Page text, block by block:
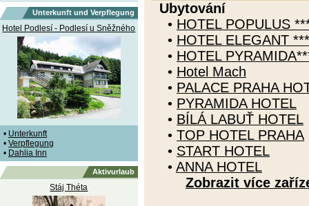
Unterkunft und Verpflegung
Hotel Podlesí - Podlesí u Sněžného
• Unterkunft
• Verpflegung
• Dahlia Inn
Aktivurlaub
Stáj Théta
Ubytování
• HOTEL POPULUS
• HOTEL ELEGANT
• HOTEL
• Hotel Mach
• PALACE PRAHA
• PYRAMIDA HOTEL
• BÍLÁ LABUŤ HOTEL
• TOP HOTEL PRAHA
• START HOTEL
• ANNA HOTEL
Zobrazit více